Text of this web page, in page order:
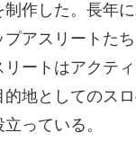
制作した。長年
プアスリートた
ートはアクテ
地としてのス
っている。